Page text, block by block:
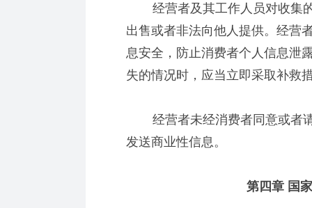
经营者及其工作人员对收集的
出售或者非法向他人提供。经营
息安全，防止消费者个人信息泄
失的情况时，应当立即采取补救
经营者未经消费者同意或者请
发送商业性信息。
第四章 国家